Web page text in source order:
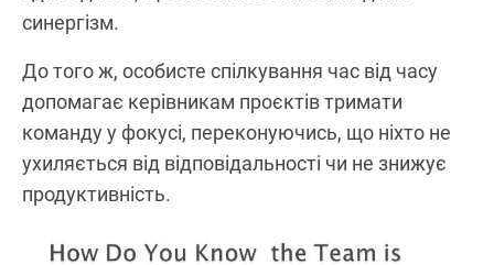
синергізм.
До того ж, особисте спілкування час від часу
допомагає керівникам проєктів тримати
команду у фокусі, переконуючись, що ніхто не
ухиляється від відповідальності чи не знижує
продуктивність.